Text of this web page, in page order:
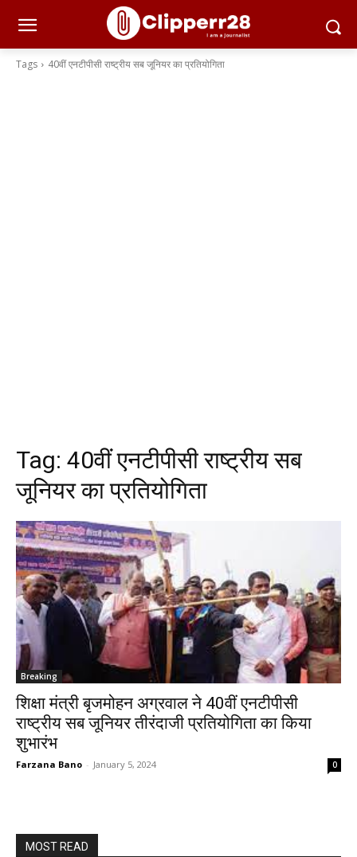
Tags 40वीं एनटीपीसी राष्ट्रीय सब जूनियर का प्रतियोगिता
Tag: 40वीं एनटीपीसी राष्ट्रीय सब
जूनियर का प्रतियोगिता
Breaking
शिक्षा मंत्री बृजमोहन अग्रवाल ने 40वीं एनटीपीसी
राष्ट्रीय सब जूनियर तीरंदाजी प्रतियोगिता का किया
शुभारंभ
Farzana Bano - January 5, 2024 0
MOST READ